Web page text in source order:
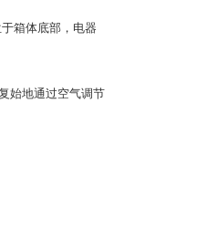
箱体底部，电器
始地通过空气调节